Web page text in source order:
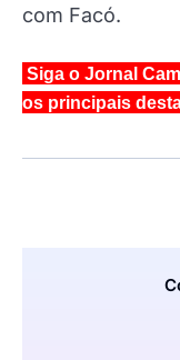
com Facó.
Siga o Jornal
os principais